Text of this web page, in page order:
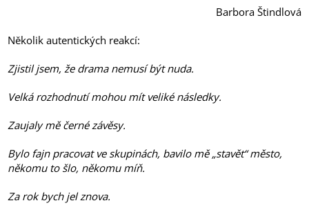
Barbora Štindlová
Několik autentických reakcí:
Zjistil jsem, že drama nemusí být nuda.
Velká rozhodnutí mohou mít veliké následky.
Zaujaly mě černé závěsy.
Bylo fajn pracovat ve skupinách, bavilo mě „stavět“ město,
někomu to šlo, někomu míň.
Za rok bych jel znova.